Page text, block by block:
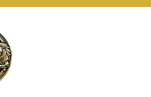
de terceiros. Leia mais em